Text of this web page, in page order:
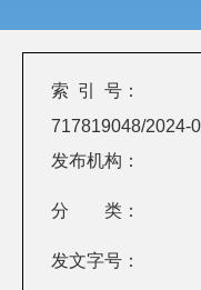
索 引 号：
717819048/2024-
发布机构：
分 类：
发文字号：